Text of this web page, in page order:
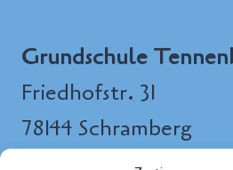
Grundschule
Friedhofstr. 31
78144 Schramberg